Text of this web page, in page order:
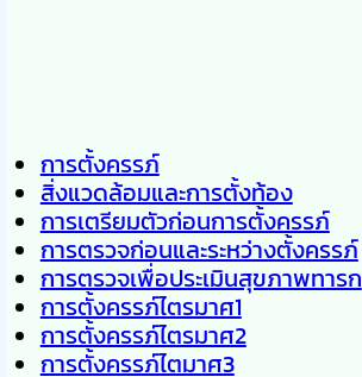
การตั้งครรภ์
สิ่งแวดล้อมและการตั้งท้อง
การเตรียมตัวก่อนการตั้งครรภ์
การตรวจก่อนและระหว่างตั้งครรภ์
การตรวจเพื่อประเมินสุขภาพทารก
การตั้งครรภ์ไตรมาศ1
การตั้งครรภ์ไตรมาศ2
การตั้งครรภ์ไตมาศ3